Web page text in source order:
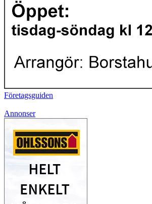
Företagsguiden
Annonser